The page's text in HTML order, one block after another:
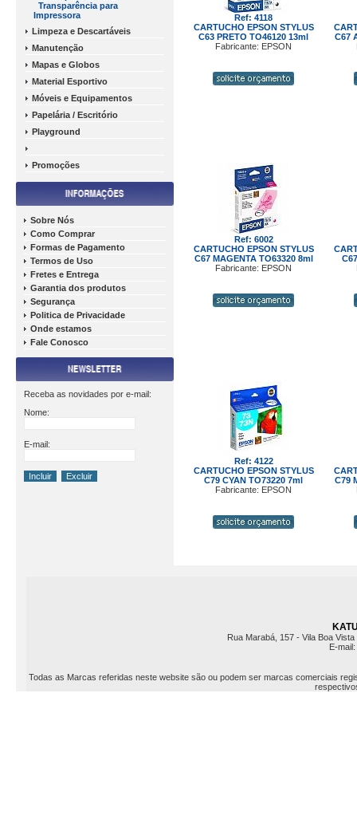
Transparência para
Impressora
Limpeza e Descartáveis
Manutenção
Mapas e Globos
Material Esportivo
Móveis e Equipamentos
Papelária / Escritório
Playground
Promoções
Sobre Nós
Como Comprar
Formas de Pagamento
Termos de Uso
Fretes e Entrega
Garantia dos produtos
Segurança
Politica de Privacidade
Onde estamos
Fale Conosco
Receba as novidades por e-mail:
Nome:
E-mail:
Ref: 4118
CARTUCHO EPSON STYLUS
C63 PRETO TO46120 13ml
Fabricante: EPSON
C67
Ref: 6002
CARTUCHO EPSON STYLUS
C67 MAGENTA TO63320 8ml
Fabricante: EPSON
Ref: 4122
CARTUCHO EPSON STYLUS
C79 CYAN TO73220 7ml
Fabricante: EPSON
C79
Rua Marabá, 157 - Vila Boa
E-mail:
Todas as Marcas referidas neste website são ou podem ser marcas comerciais